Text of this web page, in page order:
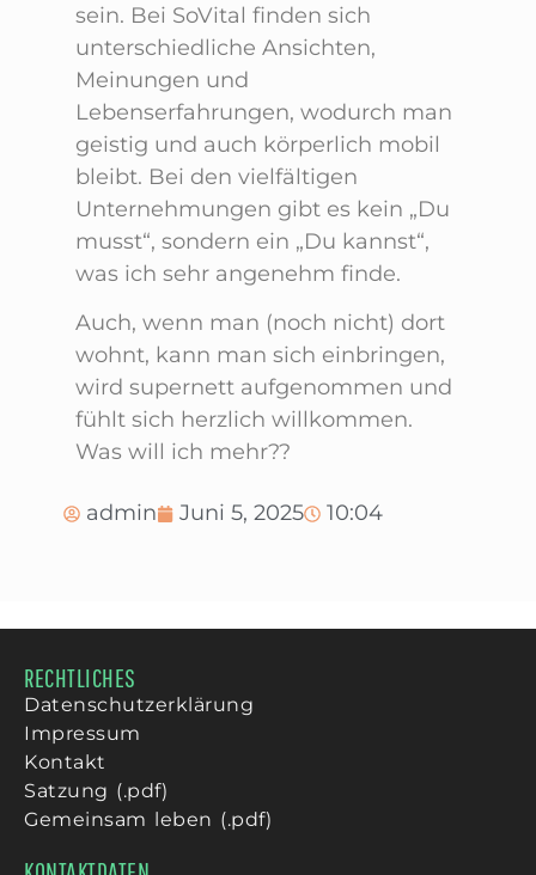
sein. Bei SoVital finden sich
unterschiedliche Ansichten,
Meinungen und
Lebenserfahrungen, wodurch man
geistig und auch körperlich mobil
bleibt. Bei den vielfältigen
Unternehmungen gibt es kein „Du
musst“, sondern ein „Du kannst“,
was ich sehr angenehm finde.
Auch, wenn man (noch nicht) dort
wohnt, kann man sich einbringen,
wird supernett aufgenommen und
fühlt sich herzlich willkommen.
Was will ich mehr??
admin Juni 5, 2025 10:04
RECHTLICHES
Datenschutzerklärung
Impressum
Kontakt
Satzung (.pdf)
Gemeinsam leben (.pdf)